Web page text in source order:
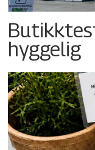
hyggelig